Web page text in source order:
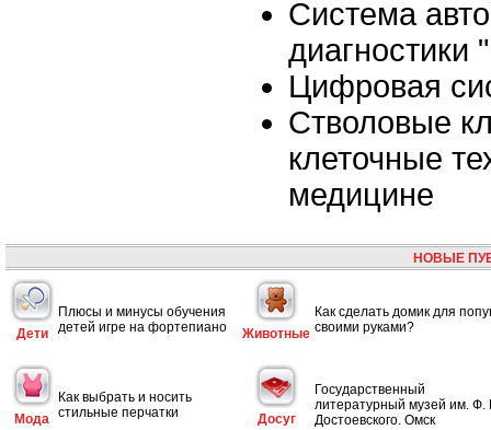
Система
Цифровая
Стволовые
клеточные
медицине
НОВЫЕ
Дети
Плюсы и минусы обучения
детей игре на фортепиано
Животные
Как сделать домик для
своими руками?
Мода
Как выбрать и носить
стильные перчатки
Досуг
Государственный
литературный музей им. Ф.
Достоевского. Омск